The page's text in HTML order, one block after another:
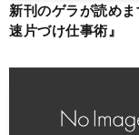
新刊のゲラが読めま
速片づけ仕事術』